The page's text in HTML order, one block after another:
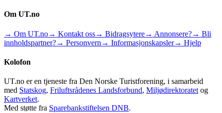
Om UT.no
→ Om UT.no→ Kontakt oss→ Bidragsytere→ Annonsere?→ Bli
innholdspartner?→ Personvern → Informasjonskapsler→ Hjelp
Kolofon
UT.no er en tjeneste fra Den Norske Turistforening, i samarbeid
med Statskog, Friluftsrådenes Landsforbund, Miljødirektoratet og
Kartverket.
Med støtte fra Sparebankstiftelsen DNB.